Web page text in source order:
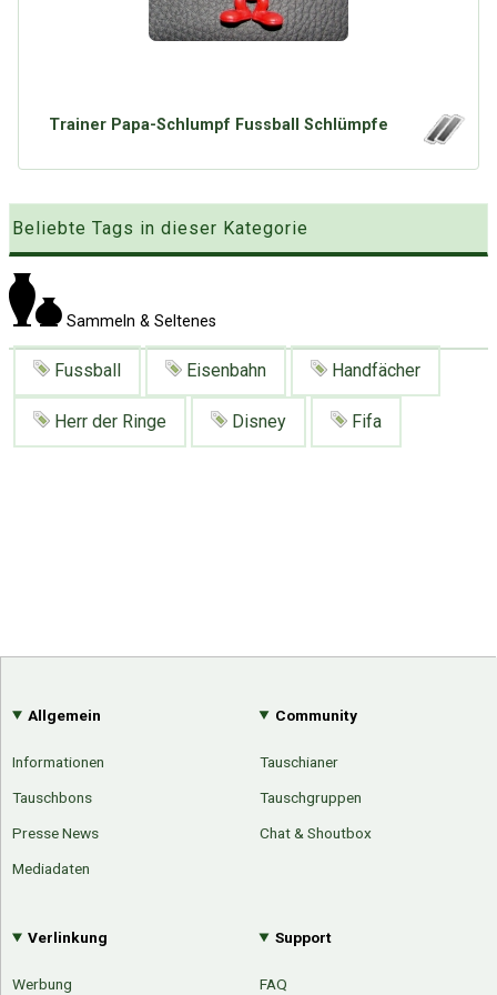
Google
Erweitere Suche
Zufallsartikel
Kategoriewolke
Trainer Papa-Schlumpf Fussball Schlümpfe
Beliebte Tags in dieser Kategorie
Sammeln & Seltenes
Fussball Eisenbahn Handfächer
Herr der Ringe Disney Fifa
Allgemein
Informationen
Tauschbons
Presse News
Mediadaten
Community
Tauschianer
Tauschgruppen
Chat & Shoutbox
Verlinkung
Werbung
Support
FAQ